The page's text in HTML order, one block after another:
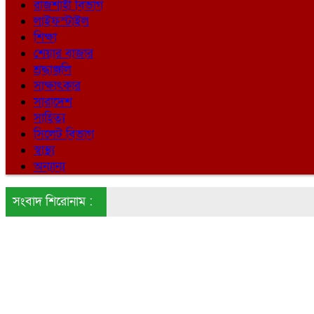
রাজশাহী বিভাগ
লাইফস্টাইল
শিক্ষা
শেয়ার বাজার
শ্রদ্ধাঞ্জলি
সাক্ষাৎকার
সারাদেশ
সাহিত্য
সিলেট বিভাগ
স্বাস্থ্য
অন্যান্য
সংবাদ শিরোনাম :